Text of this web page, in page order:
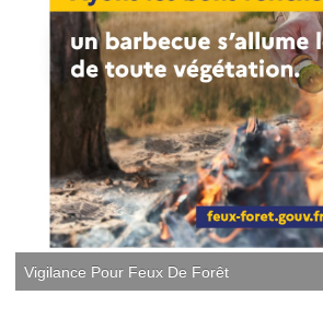
Vigilance Pour Feux De Forêt